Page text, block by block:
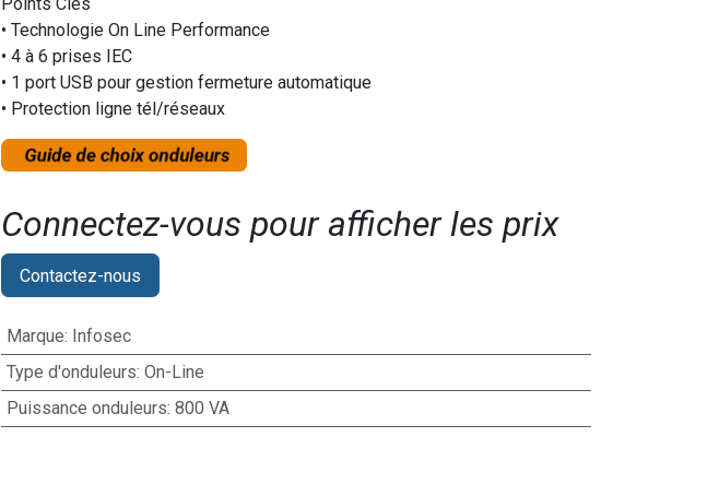
• Technologie On Line Performance
• 4 à 6 prises IEC
• 1 port USB pour gestion fermeture automatique
• Protection ligne tél/réseaux
Connectez-vous pour afficher les prix​
Contactez-nous
Marque: Infosec
Type d'onduleurs: On-Line
Puissance onduleurs: 800 VA